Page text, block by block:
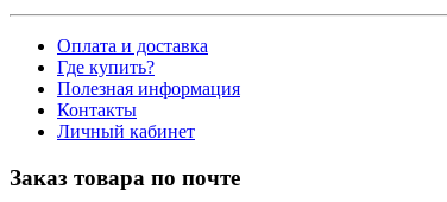
Оплата и доставка
Где купить?
Полезная информация
Контакты
Личный кабинет
Заказ товара по почте